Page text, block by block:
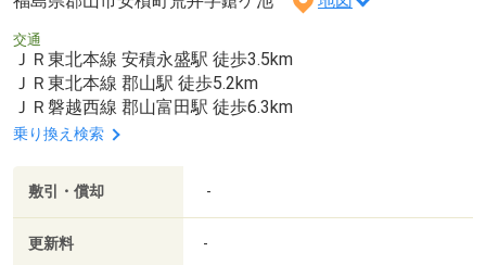
交通
ＪＲ東北本線 安積永盛駅 徒歩3.5km
ＪＲ東北本線 郡山駅 徒歩5.2km
ＪＲ磐越西線 郡山富田駅 徒歩6.3km
乗り換え検索
敷引・償却 -
更新料 -